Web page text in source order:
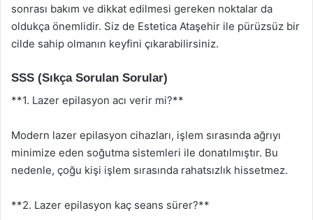
sonrası bakım ve dikkat edilmesi gereken noktalar da
oldukça önemlidir. Siz de Estetica Ataşehir ile pürüzsüz bir
cilde sahip olmanın keyfini çıkarabilirsiniz.
SSS (Sıkça Sorulan Sorular)
**1. Lazer epilasyon acı verir mi?**
Modern lazer epilasyon cihazları, işlem sırasında ağrıyı
minimize eden soğutma sistemleri ile donatılmıştır. Bu
nedenle, çoğu kişi işlem sırasında rahatsızlık hissetmez.
**2. Lazer epilasyon kaç seans sürer?**